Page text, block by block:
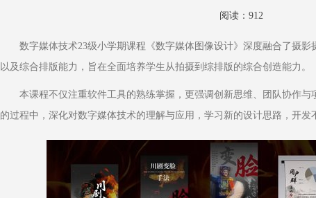
阅读： 912
数字媒体技术23级小学期课程《数字媒体图像设计》深度融合了摄影
以及综合排版能力，旨在全面培养学生从拍摄到综排版的综合创造能力。
本课程不仅注重软件工具的熟练掌握，更强调创新思维、团队协作
的过程中，深化对数字媒体技术的理解与应用，学习新的设计思路，开发